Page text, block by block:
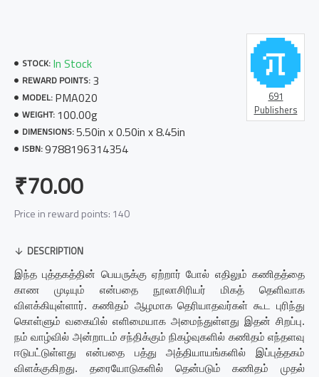
STOCK: In Stock
REWARD POINTS: 3
MODEL: PMA020
WEIGHT: 100.00g
DIMENSIONS:5.50in x 0.50in x 8.45in
ISBN:9788196314354
691
Publishers
₹70.00
Price in reward points: 140
DESCRIPTION
இந்த புத்தகத்தின் பெயருக்கு ஏற்றார் போல் எதிலும் கணிதத்தை
காண முடியும் என்பதை நூலாசிரியர் மிகத் தெளிவாக
விளக்கியுள்ளார். கணிதம் ஆழமாக தெரியாதவர்கள் கூட புரிந்து
கொள்ளும் வகையில் எளிமையாக அமைந்துள்ளது இதன் சிறப்பு.
நம் வாழ்வில் அன்றாடம் சந்திக்கும் நிகழ்வுகளில் கணிதம் எந்தளவு
ஈடுபட்டுள்ளது என்பதை பத்து அத்தியாயங்களில் இப்புத்தகம்
விளக்குகிறது. தரையோடுகளில் தென்படும் கணிதம் முதல்